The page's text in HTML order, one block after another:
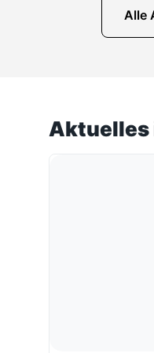
Alle
Aktuelles